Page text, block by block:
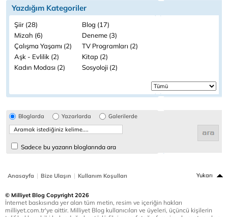
Yazdığım Kategoriler
Şiir (28)
Blog (17)
Mizah (6)
Deneme (3)
Çalışma Yaşamı (2)
TV Programları (2)
Aşk - Evlilik (2)
Kitap (2)
Kadın Modası (2)
Sosyoloji (2)
Bloglarda Yazarlarda Galerilerde
Sadece bu yazarın bloglarında ara
Anasayfa | Bize Ulaşın | Kullanım Koşulları Yukarı
© Milliyet Blog Copyright 2026
İnternet baskısında yer alan tüm metin, resim ve içeriğin hakları
milliyet.com.tr'ye aittir. Milliyet Blog kullanıcıları ve üyeleri, üçüncü kişilerin